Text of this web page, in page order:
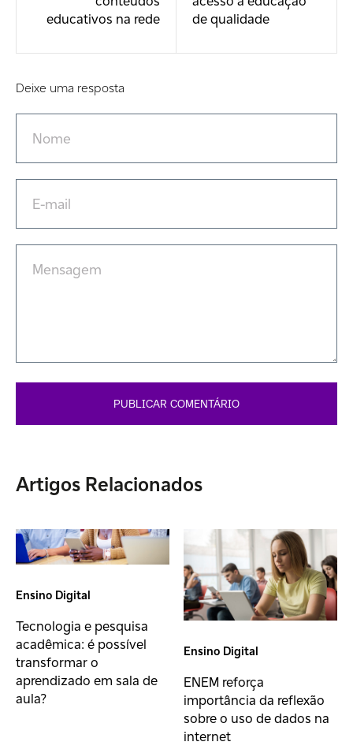
educativos na rede
de qualidade
Deixe uma resposta
Artigos Relacionados
Ensino Digital
Tecnologia e pesquisa
acadêmica: é possível
transformar o
aprendizado em sala de
aula?
Ensino Digital
ENEM reforça
importância da reflexão
sobre o uso de dados na
internet